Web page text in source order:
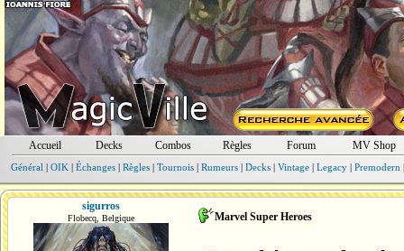
Accueil Decks Combos Règles Forum MV Shop
Général | OIK | Échanges| Règles| Tournois| Rumeurs| Decks| Vintage| Legacy| Premodern
sigurros
Flobecq, Belgique Marvel Super Heroes